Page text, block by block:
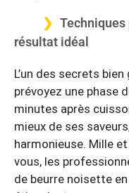
résultat idéal
L’un des secrets
prévoyez une phase
minutes après
mieux de ses
harmonieuse. Mille
vous, les
de beurre noisette